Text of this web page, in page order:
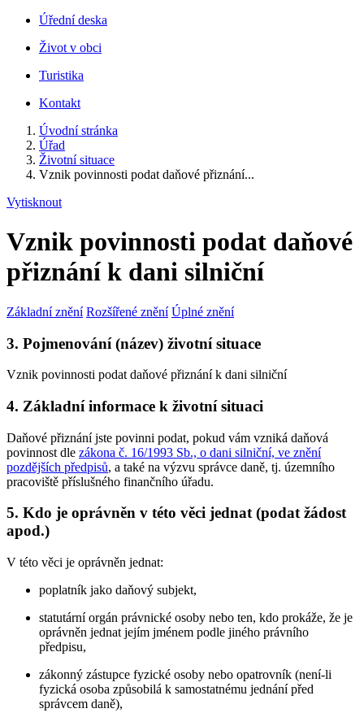
Úřední deska
Život v obci
Turistika
Kontakt
Úvodní stránka
Úřad
Životní situace
Vznik povinnosti podat daňové přiznání...
Vytisknout
Vznik povinnosti podat daňové
přiznání k dani silniční
Základní znění Rozšířené znění Úplné znění
3. Pojmenování (název) životní situace
Vznik povinnosti podat daňové přiznání k dani silniční
4. Základní informace k životní situaci
Daňové přiznání jste povinni podat, pokud vám vzniká daňová
povinnost dle zákona č. 16/1993 Sb., o dani silniční, ve znění
pozdějších předpisů, a také na výzvu správce daně, tj. územního
pracoviště příslušného finančního úřadu.
5. Kdo je oprávněn v této věci jednat (podat žádost
apod.)
V této věci je oprávněn jednat:
poplatník jako daňový subjekt,
statutární orgán právnické osoby nebo ten, kdo prokáže, že je
oprávněn jednat jejím jménem podle jiného právního
předpisu,
zákonný zástupce fyzické osoby nebo opatrovník (není-li
fyzická osoba způsobilá k samostatnému jednání před
správcem daně),